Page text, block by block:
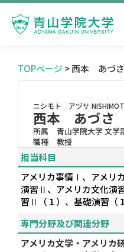
TOPページ > 西本 あづさ
ニシモト アヅサ
西本 あづさ
所属
青山学院大学 文学
職種
教授
担当科目
アメリカ事情Ⅰ、アメリ
演習Ⅱ、アメリカ文化演
習Ⅱ（１）、基礎演習（
専門分野及び関連分野
アメリカ文学・アメリカ